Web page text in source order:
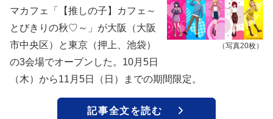
（写真20枚）
マカフェ「【推しの子】カフェ～
とびきりの秋♡～」が大阪（大阪
市中央区）と東京（押上、池袋）
の3会場でオープンした。10月5日
（木）から11月5日（日）までの期間限定。
記事全文を読む